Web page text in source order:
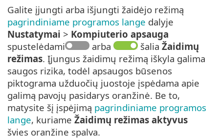
Galite įjungti arba išjungti žaidėjo režimą
pagrindiniame programos lange dalyje
Nustatymai > Kompiuterio apsauga
spustelėdami
arba šalia Žaidimų
režimas. Įjungus žaidimų režimą iškyla galima
saugos rizika, todėl apsaugos būsenos
piktograma užduočių juostoje įspėdama apie
galimą pavojų pasidarys oranžinė. Be to,
matysite šį įspėjimą pagrindiniame programos
lange, kuriame Žaidimų režimas aktyvus
švies oranžine spalva.